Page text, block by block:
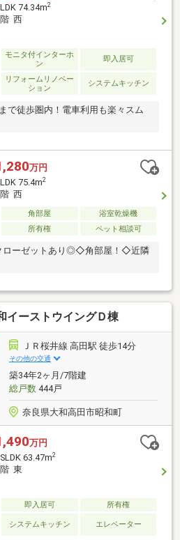
74.34m2
西
モニタ付インターホ
ン
即入居可
リフォームリノベー
ション
システムキッチン
で徒歩圏内！電車利用も楽々スム
万円
75.4m2
西
角部屋
浴室乾燥機
所有権 ペット相談可
ローゼットあり◎◇角部屋！◇近隣
イーストウイングＤ棟
ＪＲ桜井線 高田駅 徒歩14分
その他の交通
築34年2ヶ月/7階建
総戸数444戸
奈良県大和高田市昭和町
万円
63.47m2
東
即入居可
所有権
システムキッチン エレベーター